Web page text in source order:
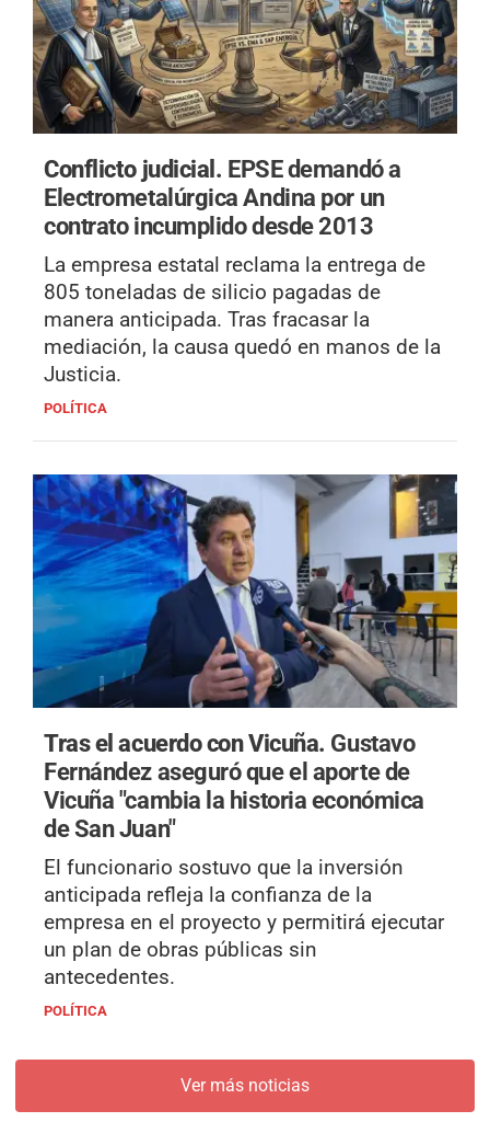
Conflicto judicial. EPSE demandó a
Electrometalúrgica Andina por un
contrato incumplido desde 2013
La empresa estatal reclama la entrega de
805 toneladas de silicio pagadas de
manera anticipada. Tras fracasar la
mediación, la causa quedó en manos de la
Justicia.
POLÍTICA
Tras el acuerdo con Vicuña. Gustavo
Fernández aseguró que el aporte de
Vicuña "cambia la historia económica
de San Juan"
El funcionario sostuvo que la inversión
anticipada refleja la confianza de la
empresa en el proyecto y permitirá ejecutar
un plan de obras públicas sin
antecedentes.
POLÍTICA
Ver más noticias